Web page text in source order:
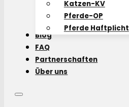
Katzen-KV
Pferde-OP
Pferde Haftplicht
Blog
FAQ
Partnerschaften
Über uns